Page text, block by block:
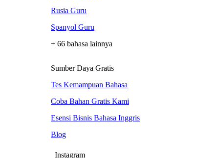
Rusia Guru
Spanyol Guru
+ 66 bahasa lainnya
Sumber Daya Gratis
Tes Kemampuan Bahasa
Coba Bahan Gratis Kami
Esensi Bisnis Bahasa Inggris
Blog
Instagram